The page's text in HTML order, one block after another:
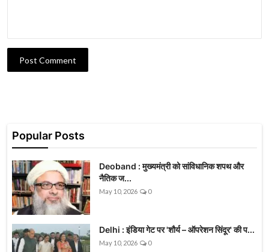
Post Comment
Popular Posts
Deoband : मुख्यमंत्री को सांविधानिक शपथ और
नैतिक ज...
May 10, 2026 0
Delhi : इंडिया गेट पर 'शौर्य – ऑपरेशन सिंदूर' की प...
May 10, 2026 0